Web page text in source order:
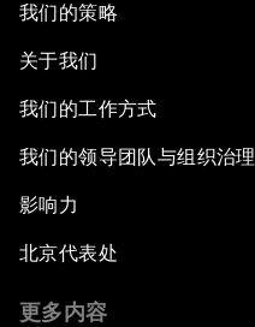
我们的策略
关于我们
我们的工作方式
我们的领导团队与组织治理
影响力
北京代表处
更多内容